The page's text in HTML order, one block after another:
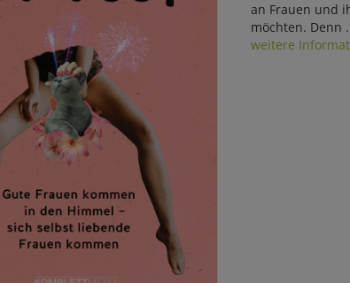
an Frauen und
möchten. Denn
weitere